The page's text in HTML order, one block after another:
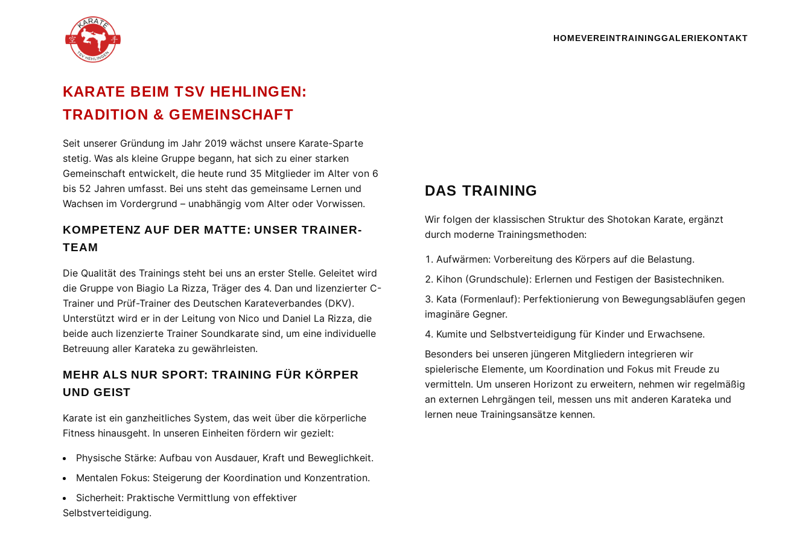
HOMEVEREINTRAININGGALERIEKONTAKT
KARATE BEIM TSV HEHLINGEN:
TRADITION & GEMEINSCHAFT
Seit unserer Gründung im Jahr 2019 wächst unsere Karate-Sparte
stetig. Was als kleine Gruppe begann, hat sich zu einer starken
Gemeinschaft entwickelt, die heute rund 35 Mitglieder im Alter von 6
bis 52 Jahren umfasst. Bei uns steht das gemeinsame Lernen und
Wachsen im Vordergrund – unabhängig vom Alter oder Vorwissen.
KOMPETENZ AUF DER MATTE: UNSER TRAINER-
TEAM
Die Qualität des Trainings steht bei uns an erster Stelle. Geleitet wird
die Gruppe von Biagio La Rizza, Träger des 4. Dan und lizenzierter C-
Trainer und Prüf-Trainer des Deutschen Karateverbandes (DKV).
Unterstützt wird er in der Leitung von Nico und Daniel La Rizza, die
beide auch lizenzierte Trainer Soundkarate sind, um eine individuelle
Betreuung aller Karateka zu gewährleisten.
MEHR ALS NUR SPORT: TRAINING FÜR KÖRPER
UND GEIST
Karate ist ein ganzheitliches System, das weit über die körperliche
Fitness hinausgeht. In unseren Einheiten fördern wir gezielt:
Physische Stärke: Aufbau von Ausdauer, Kraft und Beweglichkeit.
Mentalen Fokus: Steigerung der Koordination und Konzentration.
Sicherheit: Praktische Vermittlung von effektiver
Selbstverteidigung.
DAS TRAINING
Wir folgen der klassischen Struktur des Shotokan Karate, ergänzt
durch moderne Trainingsmethoden:
Aufwärmen: Vorbereitung des Körpers auf die Belastung.
Kihon (Grundschule): Erlernen und Festigen der Basistechniken.
Kata (Formenlauf): Perfektionierung von Bewegungsabläufen gegen
imaginäre Gegner.
Kumite und Selbstverteidigung für Kinder und Erwachsene.
Besonders bei unseren jüngeren Mitgliedern integrieren wir
spielerische Elemente, um Koordination und Fokus mit Freude zu
vermitteln. Um unseren Horizont zu erweitern, nehmen wir regelmäßig
an externen Lehrgängen teil, messen uns mit anderen Karateka und
lernen neue Trainingsansätze kennen.